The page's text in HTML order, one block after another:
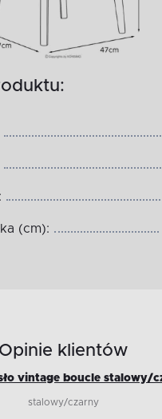
(cm):
Opinie klientów
vintage boucle stalowy/
stalowy/czarny